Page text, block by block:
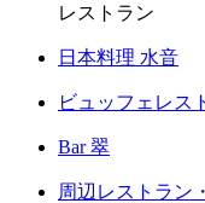
レストラン
日本料理 水音
ビュッフェレス
Bar 翠
周辺レストラン